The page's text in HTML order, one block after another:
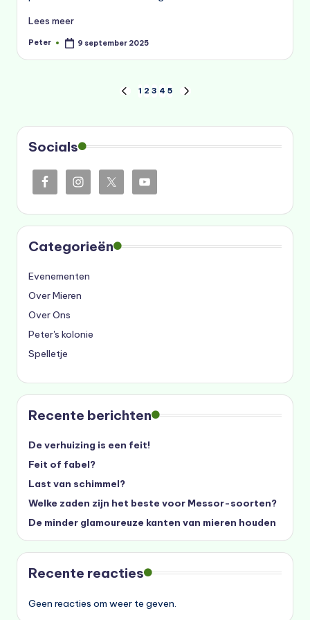
Lees meer
Geplaatst
Peter 9 september 2025
paginering
VORIGE
1 2 3 4 5
Socials
Categorieën
Evenementen
Over Mieren
Over Ons
Peter's kolonie
Spelletje
Recente berichten
De verhuizing is een feit!
Feit of fabel?
Last van schimmel?
Welke zaden zijn het beste voor Messor-soorten?
De minder glamoureuze kanten van mieren houden
Recente reacties
Geen reacties om weer te geven.